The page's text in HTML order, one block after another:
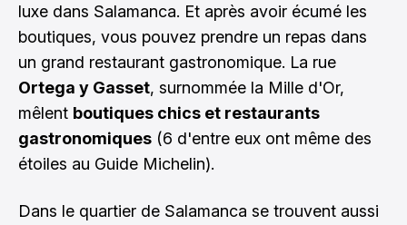
luxe dans Salamanca. Et après avoir écumé les
boutiques, vous pouvez prendre un repas dans
un grand restaurant gastronomique. La rue
Ortega y Gasset, surnommée la Mille d'Or,
mêlent boutiques chics et restaurants
gastronomiques (6 d'entre eux ont même des
étoiles au Guide Michelin).
Dans le quartier de Salamanca se trouvent aussi